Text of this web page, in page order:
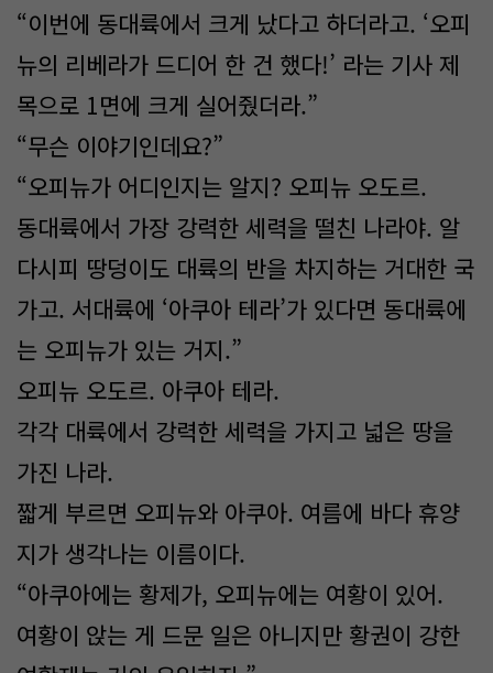
“이번에 동대륙에서 크게 났다고 하더라고. ‘오피
뉴의 리베라가 드디어 한 건 했다!’ 라는 기사 제
목으로 1면에 크게 실어줬더라.”
“무슨 이야기인데요?”
“오피뉴가 어디인지는 알지? 오피뉴 오도르.
동대륙에서 가장 강력한 세력을 떨친 나라야. 알
다시피 땅덩이도 대륙의 반을 차지하는 거대한 국
가고. 서대륙에 ‘아쿠아 테라’가 있다면 동대륙에
는 오피뉴가 있는 거지.”
오피뉴 오도르. 아쿠아 테라.
각각 대륙에서 강력한 세력을 가지고 넓은 땅을
가진 나라.
짧게 부르면 오피뉴와 아쿠아. 여름에 바다 휴양
지가 생각나는 이름이다.
“아쿠아에는 황제가, 오피뉴에는 여황이 있어.
여황이 앉는 게 드문 일은 아니지만 황권이 강한